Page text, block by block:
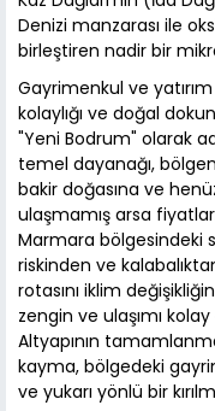
Denizi manzarası ile
birleştiren nadir bir
Gayrimenkul ve
kolaylığı ve doğal
"Yeni Bodrum" olarak
temel dayanağı,
bakir doğasına ve
ulaşmamış arsa
Marmara bölgesindeki
riskinden ve
rotasını iklim
zengin ve ulaşımı
Altyapının
kayma, bölgedeki
ve yukarı yönlü bir